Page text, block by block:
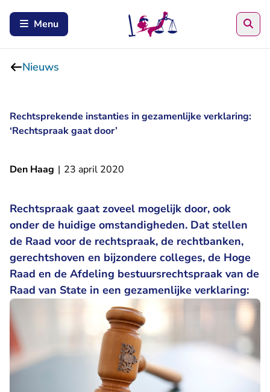
Menu
Nieuws
Rechtsprekende instanties in gezamenlijke verklaring:
‘Rechtspraak gaat door’
Den Haag | 23 april 2020
Rechtspraak gaat zoveel mogelijk door, ook
onder de huidige omstandigheden. Dat stellen
de Raad voor de rechtspraak, de rechtbanken,
gerechtshoven en bijzondere colleges, de Hoge
Raad en de Afdeling bestuursrechtspraak van de
Raad van State in een gezamenlijke verklaring: